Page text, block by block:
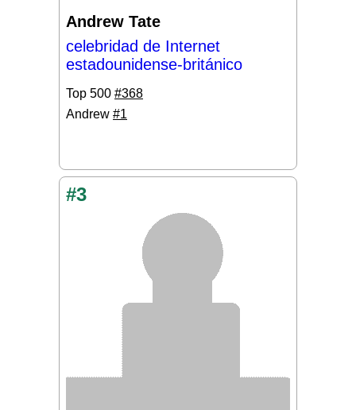
Andrew Tate
celebridad de Internet
estadounidense-británico
Top 500 #368
Andrew #1
#3